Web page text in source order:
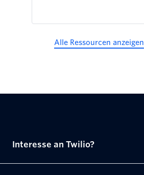
Alle Ressourcen anzeigen
Interesse an Twilio?